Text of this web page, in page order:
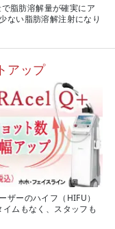
脂肪溶解量が確実にア
ない脂肪溶解注射になり
アップ
ザーのハイフ（HIFU）
イムもなく、スタッフも